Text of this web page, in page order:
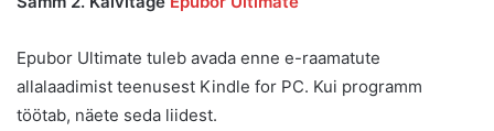
Epubor Ultimate tuleb avada enne e-raamatute
allalaadimist teenusest Kindle for PC. Kui programm
töötab, näete seda liidest.